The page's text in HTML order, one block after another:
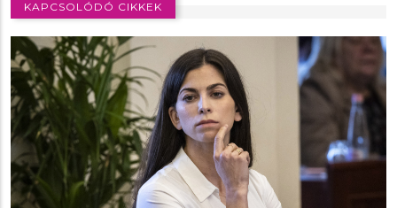
KAPCSOLÓDÓ CIKKEK